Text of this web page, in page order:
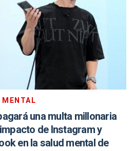
una multa millonaria
de Instagram y
en la salud mental de